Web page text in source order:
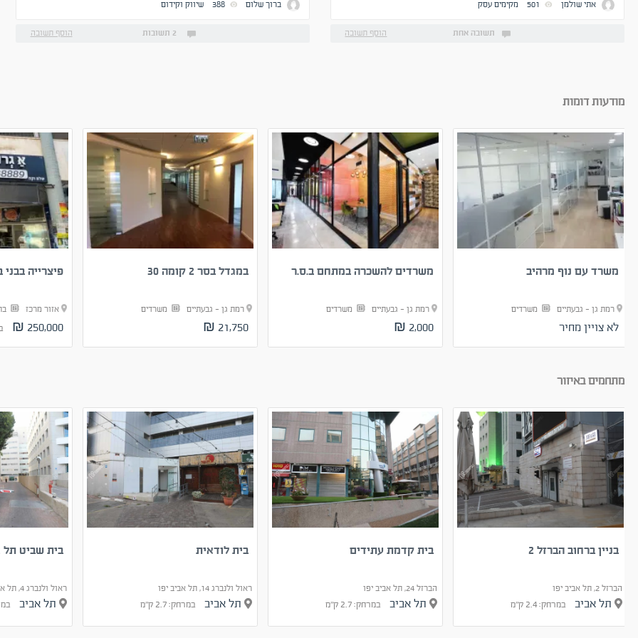
אתי שולמן 501 מקימים עסק
תשובה אחת הוסף תשובה
לצפות?ברוך שלום 388 שיווק וקידום
2 תשובות הוסף תשובה
מודעות דומות
משרד עם נוף מרהיב
רמת גן - גבעתיים משרדים
לא צויין מחיר
משרדים להשכרה במתחם ב.ס.ר
רמת גן - גבעתיים משרדים
2,000 ₪
במגדל בסר 2 קומה 30
רמת גן - גבעתיים משרדים
21,750 ₪
פיצרייה בבני
אזור מרכז
250,000 ₪
מתחמים באיזור
בניין ברחוב הברזל 2
הברזל 2, תל אביב יפו
תל אביב במרחק: 2.4 ק"מ
בית קדמת עתידים
הברזל 24, תל אביב יפו
תל אביב במרחק: 2.7 ק"מ
בית לודאית
ראול ולנברג 14, תל אביב יפו
תל אביב במרחק: 2.7 ק"מ
בית שביט תל
ראול ולנברג 4, תל אביב יפו
תל אביב